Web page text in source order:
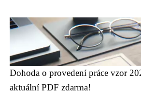
Dohoda o provedení práce vzor
aktuální PDF zdarma!